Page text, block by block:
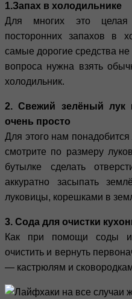
1.Запах в холодильнике
Для многих это целая
посторонних запахов в
самые дорогие средства
вопроса нужна взять
холодильник.
2. Свежий зелёный лук
очень просто
Для этого нам
смотрите по размеру
бутылке сделать
аккуратно засыпать
луковицы, корешками в
3. Сода для очистки
Как при помощи соды и
очистить и вернуть
— кастрюлям и